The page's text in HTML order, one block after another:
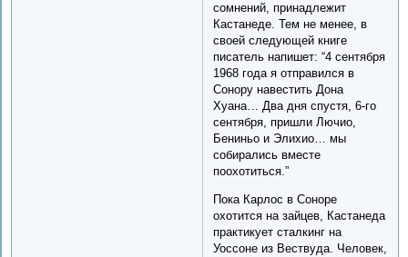
сомнений, принадлежит
Кастанеде. Тем не менее, в
своей следующей книге
писатель напишет: “4 сентября
1968 года я отправился в
Сонору навестить Дона
Хуана… Два дня спустя, 6-го
сентября, пришли Лючио,
Бениньо и Элихио… мы
собирались вместе
поохотиться.”
Пока Карлос в Соноре
охотится на зайцев, Кастанеда
практикует сталкинг на
Уоссоне из Вествуда. Человек,